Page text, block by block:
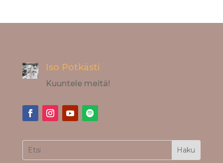
Iso Potkästi
Kuuntele meitä!